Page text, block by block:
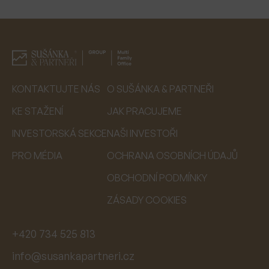
KONTAKTUJTE NÁS
KE STAŽENÍ
INVESTORSKÁ SEKCE
PRO MÉDIA
O SUŠÁNKA & PARTNEŘI
JAK PRACUJEME
NAŠI INVESTOŘI
OCHRANA OSOBNÍCH ÚDAJŮ
OBCHODNÍ PODMÍNKY
ZÁSADY COOKIES
+420 734 525 813
info@susankapartneri.cz